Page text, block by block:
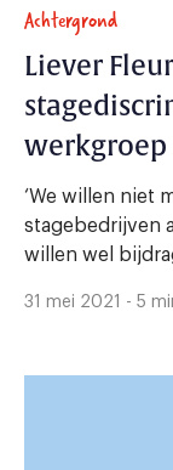
Achtergrond
Liever
werkgroep
‘We willen niet
stagebedrijven
willen wel
31 mei 2021 - 5